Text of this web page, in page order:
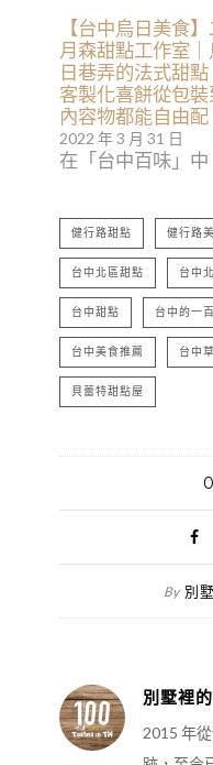
【台中烏日美食】
月森甜點工作室｜
日巷弄的法式甜點
客製化喜餅從包裝
內容物都能自由配
2022 年 3 月 31 日
在「台中百味」中
健行路甜點 健行路
台中北區甜點 台中
台中甜點 台中的一
台中美食推薦 台中
貝蕾特甜點屋
0
By 別
別墅裡
2015 年